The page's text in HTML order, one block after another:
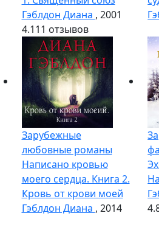
Гэблдон Диана , 2001
4.111 отзывов
Зарубежные
любовные романы
Написано кровью
моего сердца. Книга 2.
Кровь от крови моей
Гэблдон Диана , 2014